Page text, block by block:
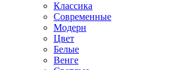
Классика
Современные
Модерн
Цвет
Белые
Венге